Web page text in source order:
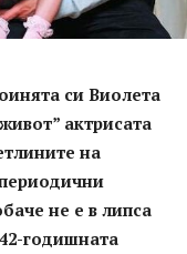
си Виолета
актрисата
на
не е в липса
годишната